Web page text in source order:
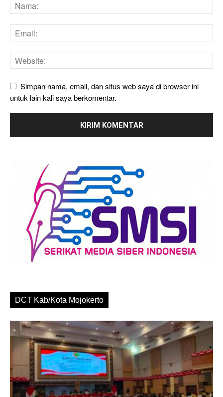
Simpan nama, email, dan situs web saya di browser ini
untuk lain kali saya berkomentar.
DCT Kab/Kota Mojokerto